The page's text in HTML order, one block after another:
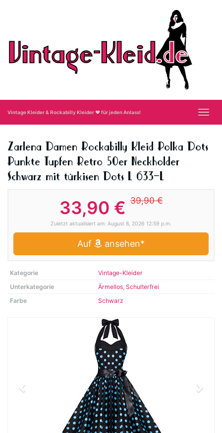
Vintage Kleider & Rockabilly Kleider ❤ für jeden Anlass!
Zarlena Damen Rockabilly Kleid Polka Dots
Punkte Tupfen Retro 50er Neckholder
Schwarz mit türkisen Dots L 633–L
33,90 €39,90 €
Zuletzt aktualisiert am: August 8, 2026 12:59 p.m.
Auf ansehen*
Kategorie
Vintage-Kleider
Unterkategorie
Ärmellos, Schulterfrei
Farbe
Schwarz